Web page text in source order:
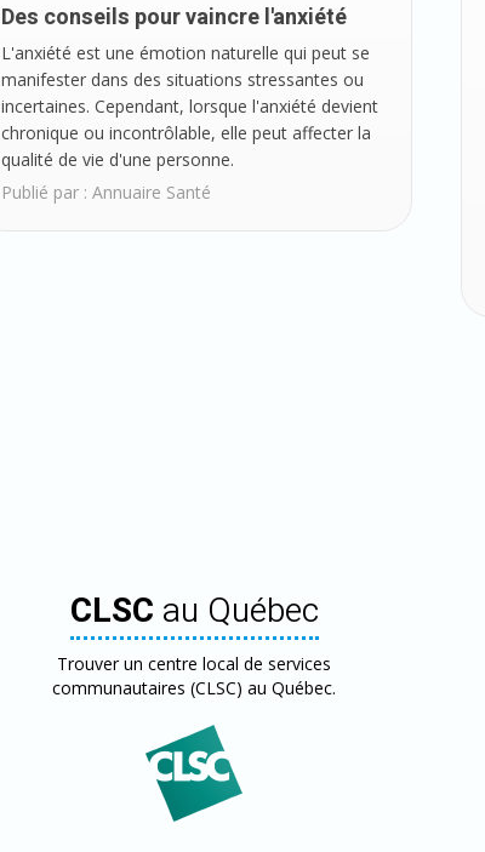
Des conseils pour vaincre l'anxiété
L'anxiété est une émotion naturelle qui peut se
manifester dans des situations stressantes ou
incertaines. Cependant, lorsque l'anxiété devient
chronique ou incontrôlable, elle peut affecter la
qualité de vie d'une personne.
Publié par : Annuaire Santé
CLSC au Québec
Trouver un centre local de services
communautaires (CLSC) au Québec.